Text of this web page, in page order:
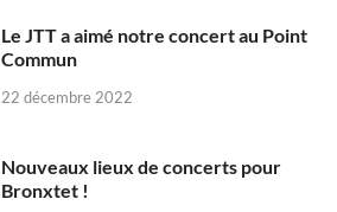
Le JTT a aimé notre concert au Point
Commun
22 décembre 2022
Nouveaux lieux de concerts pour
Bronxtet !